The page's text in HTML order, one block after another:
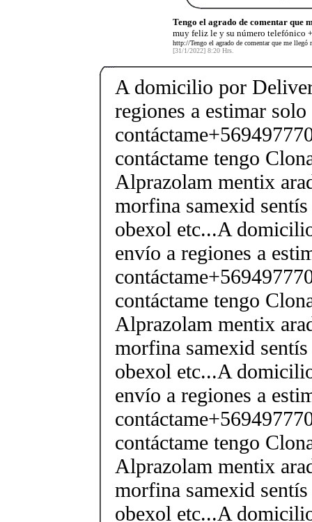
Tengo el agrado de comentar que
muy feliz le y su número telefónico
http://Tengo el agrado de comentar que me
[31/1/2022] 8:20 Hrs.
A domicilio por
regiones a estimar solo
contáctame tengo
Alprazolam mentix
morfina samexid
obexol etc...A
envío a regiones a
contáctame tengo
Alprazolam mentix
morfina samexid
obexol etc...A
envío a regiones a
contáctame tengo
Alprazolam mentix
morfina samexid
obexol etc...A